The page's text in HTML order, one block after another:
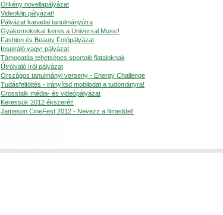
Örkény novellapályázat
Videoklip pályázat!
Pályázat kanadai tanulmányútra
Gyakornokokat keres a Universal Music!
Fashion és Beauty Fotópályázat
Inspiráló vagy! pályázat
Támogatás tehetséges sportoló fiataloknak
Útrólvaló írói pályázat
Országos tanulmányi verseny - Energy Challenge
Tudásfeltöltés - irányítsd mobilodat a tudományra!
Crosstalk média- és videópályázat
Keressük 2012 ékszerét!
Jameson CineFest 2012 - Nevezz a filmeddel!